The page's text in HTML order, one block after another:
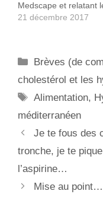
Medscape et relatant
grandes lignes du
Hôpitaux qui s’est
fin novembre. Je
passerais sur les
états d’âmes des
cardiologues pour
points…
21 décembre 2017
Catégories
Brèves (de
cholestérol et les
Étiquettes
Alimentation,
méditerranéen
Je te fous des
tronche, je te
l’aspirine…
Mise au point…